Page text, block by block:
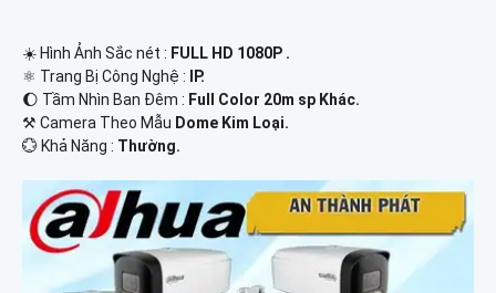
☀️ Hình Ảnh Sắc nét : FULL HD 1080P .
⚛️ Trang Bị Công Nghệ :
IP.
🌔 Tầm Nhìn Ban Đêm : Full Color 20m sp Khác.
⚒ Camera Theo Mẫu Dome Kim Loại.
️💮 Khả Năng : Thường.